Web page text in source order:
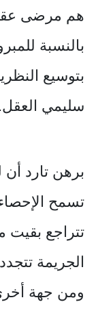
هم مرضى
بالنسبة
بتوسيع
سليمي العقل.
برهن تارد أن
تسمح
تتراجع بقيت
الجريمة
ومن جهة